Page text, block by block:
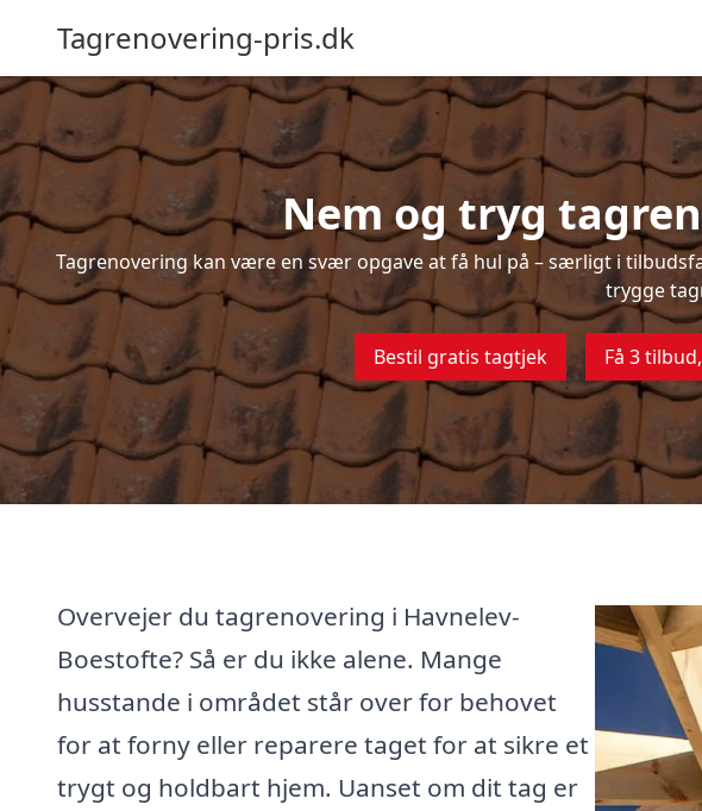
Tagrenovering-pris.dk
Nem og tryg
Tagrenovering kan være en svær opgave at få hul på – særligt i
trygge
Bestil gratis tagtjek Få 3
Overvejer du tagrenovering i Havnelev-
Boestofte? Så er du ikke alene. Mange
husstande i området står over for behovet
for at forny eller reparere taget for at sikre et
trygt og holdbart hjem. Uanset om dit tag er